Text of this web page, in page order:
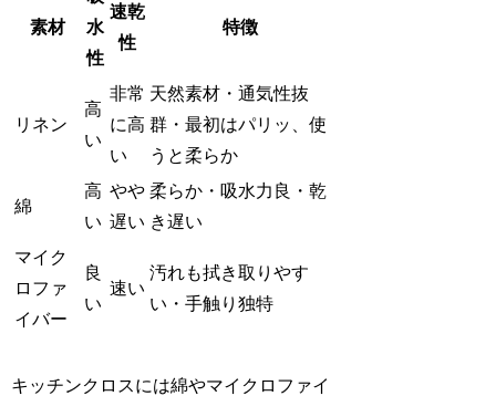
素材
水
性
速乾
性
特徴
リネン
高
い
非常
に高
い
天然素材・通気性抜
群・最初はパリッ、使
うと柔らか
綿
高
い
やや
遅い
柔らか・吸水力良・乾
き遅い
マイク
ロファ
イバー
良
い
速い
汚れも拭き取りやす
い・手触り独特
キッチンクロスには綿やマイクロファイ